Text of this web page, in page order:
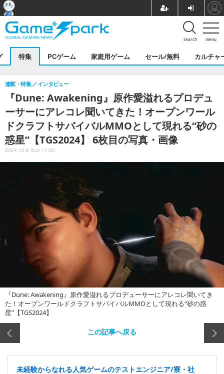
menu
search
特集 PCゲーム 家庭用ゲーム セール/無料 カルチャ
『Dune: Awakening』原作愛溢れるプロデュ
ーサーにアレコレ聞いてきた！オープンワール
ドクラフトサバイバルMMOとして現れる“砂の
惑星”【TGS2024】 6枚目の写真・画像
連載・特集 インタビュー
2024.10.6 Sun 11:30
『Dune: Awakening』原作愛溢れるプロデューサーにアレコレ聞いてき
た！オープンワールドクラフトサバイバルMMOとして現れる“砂の惑
星”【TGS2024】
この記事へ戻る
未経験からなれる人気ゲームのテストエンジニア/寮・社